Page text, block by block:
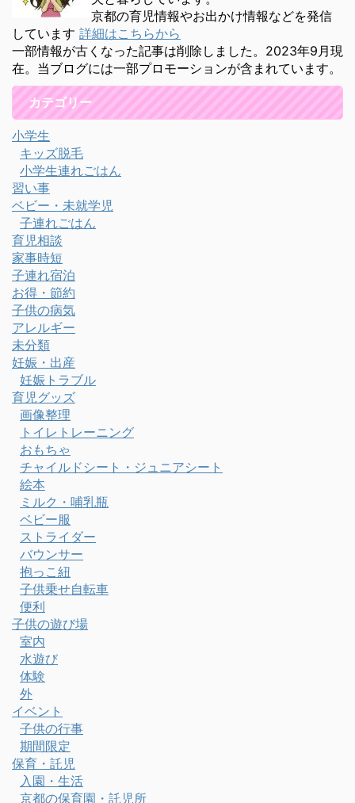
京都の育児情報やお出かけ情報などを発信
しています 詳細はこちらから
一部情報が古くなった記事は削除しました。2023年9月現
在。当ブログには一部プロモーションが含まれています。
カテゴリー
小学生
キッズ脱毛
小学生連れごはん
習い事
ベビー・未就学児
子連れごはん
育児相談
家事時短
子連れ宿泊
お得・節約
子供の病気
アレルギー
未分類
妊娠・出産
妊娠トラブル
育児グッズ
画像整理
トイレトレーニング
おもちゃ
チャイルドシート・ジュニアシート
絵本
ミルク・哺乳瓶
ベビー服
ストライダー
バウンサー
抱っこ紐
子供乗せ自転車
便利
子供の遊び場
室内
水遊び
体験
外
イベント
子供の行事
期間限定
保育・託児
入園・生活
京都の保育園・託児所